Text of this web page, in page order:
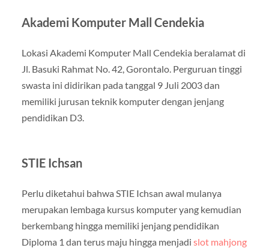
Akademi Komputer Mall Cendekia
Lokasi Akademi Komputer Mall Cendekia beralamat di
Jl. Basuki Rahmat No. 42, Gorontalo. Perguruan tinggi
swasta ini didirikan pada tanggal 9 Juli 2003 dan
memiliki jurusan teknik komputer dengan jenjang
pendidikan D3.
STIE Ichsan
Perlu diketahui bahwa STIE Ichsan awal mulanya
merupakan lembaga kursus komputer yang kemudian
berkembang hingga memiliki jenjang pendidikan
Diploma 1 dan terus maju hingga menjadi slot mahjong